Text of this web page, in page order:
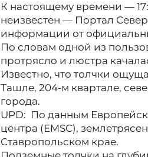
К настоящему времени —
неизвестен — Портал
информации от
По словам одной из
протрясло и люстра
Известно, что толчки
Ташле, 204-м квартале,
города.
UPD: По данным
центра (EMSC),
Ставропольском крае.